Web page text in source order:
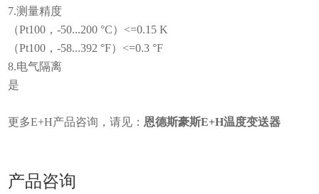
7.测量精度
（Pt100，-50...200 °C）<=0.15 K
（Pt100，-58...392 °F）<=0.3 °F
8.电气隔离
是
更多E+H产品咨询，请见： 恩德斯豪斯E+H温度变送器
产品咨询